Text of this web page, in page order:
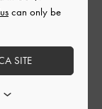
るバッグです。
can only be
SITE